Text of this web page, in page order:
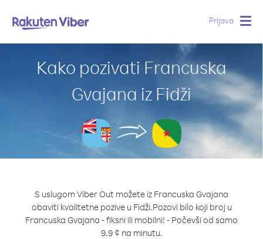
Prijava
Kako pozivati Francuska
Gvajana iz Fidži
S uslugom Viber Out možete iz Francuska Gvajana
obaviti kvalitetne pozive u Fidži.Pozovi bilo koji broj u
Francuska Gvajana - fiksni ili mobilni! - Počevši od samo
9.9 ¢ na minutu.